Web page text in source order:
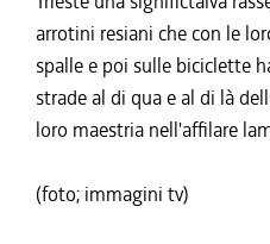
arrotini resiani che con le
spalle e poi sulle biciclette
strade al di qua e al di là
loro maestria nell'affilare
(foto; immagini tv)